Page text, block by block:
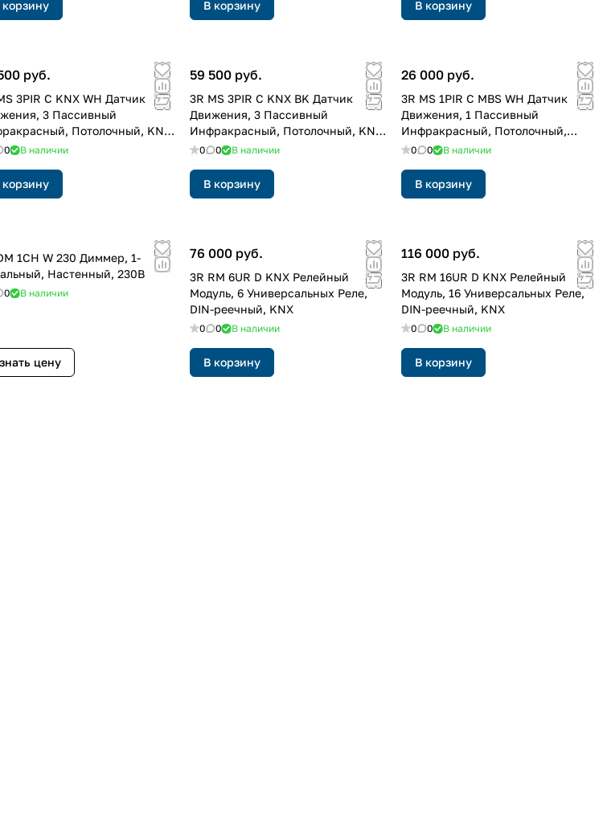
корзину В корзину В корзину
руб.
3PIR C KNX WH Датчик
3 Пассивный
Потолочный, KNX,
0 В наличии
корзину
59 500 руб.
3R MS 3PIR C KNX BK Датчик
Движения, 3 Пассивный
Инфракрасный, Потолочный, KNX,
Чёрный
0 0 В наличии
В корзину
26 000 руб.
3R MS 1PIR C MBS WH Датчик
Движения, 1 Пассивный
Инфракрасный, Потолочный,
Modbus, Белый
0 0 В наличии
В корзину
1CH W 230 Диммер, 1-
Настенный, 230В
0 В наличии
цену
76 000 руб.
3R RM 6UR D KNX Релейный
Модуль, 6 Универсальных Реле,
DIN-реечный, KNX
0 0 В наличии
В корзину
116 000 руб.
3R RM 16UR D KNX Релейный
Модуль, 16 Универсальных Реле,
DIN-реечный, KNX
0 0 В наличии
В корзину